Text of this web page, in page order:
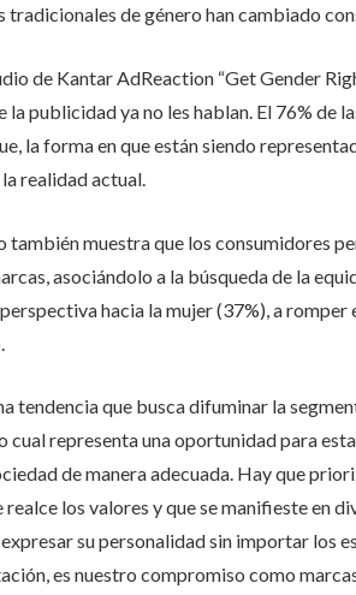
tradicionales de género han cambiado
de Kantar AdReaction “Get Gender
publicidad ya no les hablan. El 76% de
la forma en que están siendo
realidad actual.
también muestra que los consumidores
asociándolo a la búsqueda de la
hacia la mujer (37%), a romper
tendencia que busca difuminar la
cual representa una oportunidad para
de manera adecuada. Hay que
los valores y que se manifieste en
su personalidad sin importar los
es nuestro compromiso como